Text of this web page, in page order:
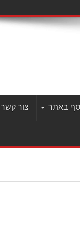
באתר צור קשר